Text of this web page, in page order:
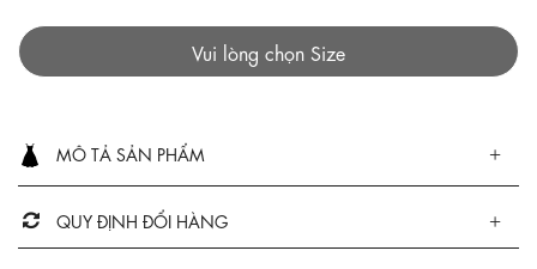
Vui lòng chọn Size
MÔ TẢ SẢN PHẨM
QUY ĐỊNH ĐỔI HÀNG